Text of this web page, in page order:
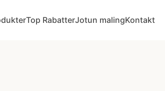
Top RabatterJotun malingKontakt